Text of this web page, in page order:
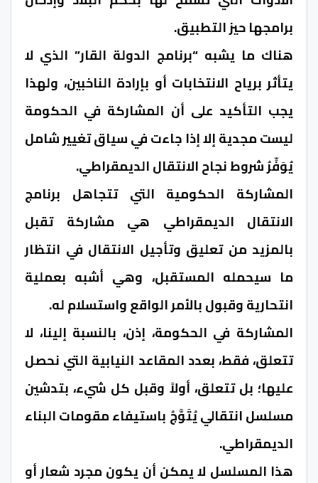
برامجها حيز التطبيق.
هناك ما يشبه “برنامج الدولة القار” الذي لا
يتأثر برياح الانتخابات أو بإرادة الناخبين، ولهذا
يجب التأكيد على أن المشاركة في الحكومة
ليست مجدية إلا إذا جاءت في سياق تغيير شامل
يُوَفِّرُ شروط نجاح الانتقال الديمقراطي.
المشاركة الحكومية التي تتجاهل برنامج
الانتقال الديمقراطي هي مشاركة تقبل
بالمزيد من تعليق وتأجيل الانتقال في انتظار
ما سيحمله المستقبل، وهي أشبه بعملية
انتحارية وقبول بالأمر الواقع واستسلام له.
المشاركة في الحكومة، إذن، بالنسبة إلينا، لا
تتعلق، فقط، بعدد المقاعد النيابية التي نحصل
عليها؛ بل تتعلق، أولاً وقبل كل شيء، بتدشين
مسلسل انتقالي يُتَوَّجُ باستيفاء مقومات البناء
الديمقراطي.
هذا المسلسل لا يمكن أن يكون مجرد شعار أو